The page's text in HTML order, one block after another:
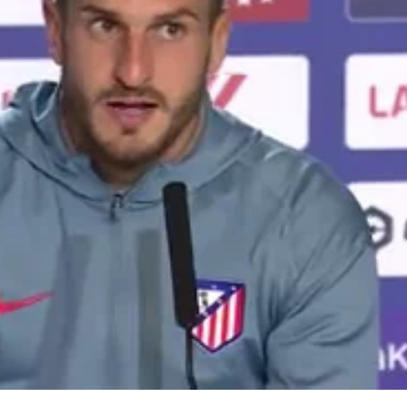
Facebook
X
o "juegas pensando en lo que
de las palabras que ha dejado Koke,
como muestra de cariño a
DANA en la Comunidad Valenciana.